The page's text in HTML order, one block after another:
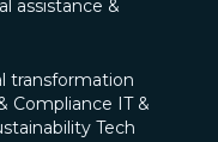
assistance &
transformation
Compliance IT &
Tech